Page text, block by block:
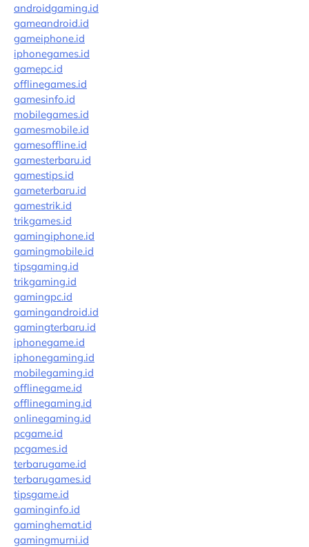
androidgaming.id
gameandroid.id
gameiphone.id
iphonegames.id
gamepc.id
offlinegames.id
gamesinfo.id
mobilegames.id
gamesmobile.id
gamesoffline.id
gamesterbaru.id
gamestips.id
gameterbaru.id
gamestrik.id
trikgames.id
gamingiphone.id
gamingmobile.id
tipsgaming.id
trikgaming.id
gamingpc.id
gamingandroid.id
gamingterbaru.id
iphonegame.id
iphonegaming.id
mobilegaming.id
offlinegame.id
offlinegaming.id
onlinegaming.id
pcgame.id
pcgames.id
terbarugame.id
terbarugames.id
tipsgame.id
gaminginfo.id
gaminghemat.id
gamingmurni.id